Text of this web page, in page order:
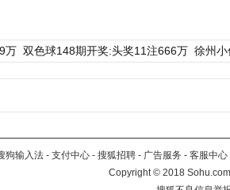
万 双色球148期开奖:头奖11注666万 徐州
狗输入法 - 支付中心 - 搜狐招聘 - 广告服务 - 客服中心
Copyright©2018